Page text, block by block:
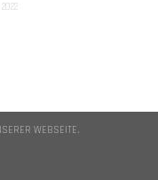
WEBSEITE.